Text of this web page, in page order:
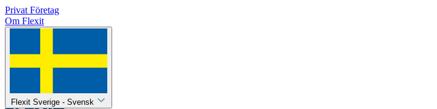
Privat Företag
Om Flexit
Flexit Sverige - Svensk